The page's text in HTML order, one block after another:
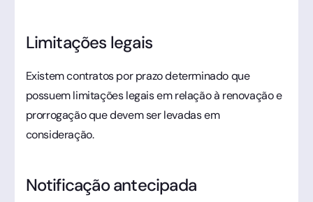
Limitações legais
Existem contratos por prazo determinado que
possuem limitações legais em relação à renovação e
prorrogação que devem ser levadas em
consideração.
Notificação antecipada